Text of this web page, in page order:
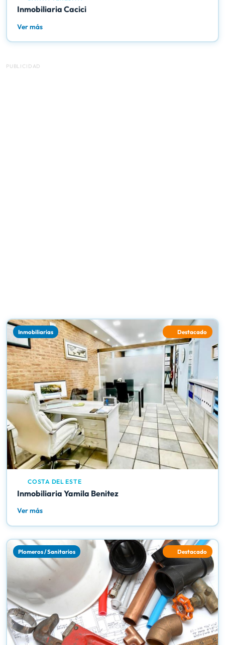
Inmobiliaria Cacici
Ver más
PUBLICIDAD
Inmobiliarias Destacado
COSTA DEL ESTE
Inmobiliaria Yamila Benitez
Ver más
Plomeros / Sanitarios Destacado